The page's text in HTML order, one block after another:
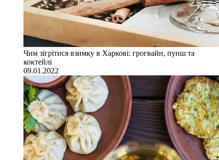
Чим зігрітися взимку в Харкові: грогвайн, пунш та
коктейлі
09.01.2022